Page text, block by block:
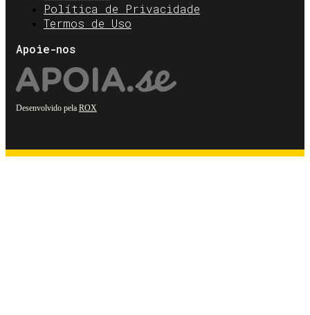
Política de Privacidade
Termos de Uso
Apoie-nos
Desenvolvido pela ROX